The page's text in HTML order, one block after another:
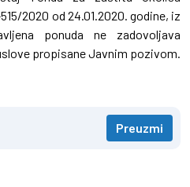
2020 od 24.01.2020. godine, iz
ponuda ne zadovoljava
propisane Javnim pozivom.
Preuzmi